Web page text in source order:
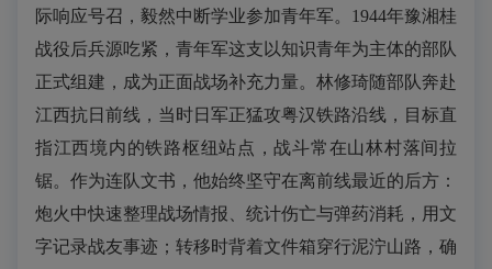
际响应号召，毅然中断学业参加青年军。1944年豫湘桂
战役后兵源吃紧，青年军这支以知识青年为主体的部队
正式组建，成为正面战场补充力量。林修琦随部队奔赴
江西抗日前线，当时日军正猛攻粤汉铁路沿线，目标直
指江西境内的铁路枢纽站点，战斗常在山林村落间拉
锯。作为连队文书，他始终坚守在离前线最近的后方：
炮火中快速整理战场情报、统计伤亡与弹药消耗，用文
字记录战友事迹；转移时背着文件箱穿行泥泞山路，确